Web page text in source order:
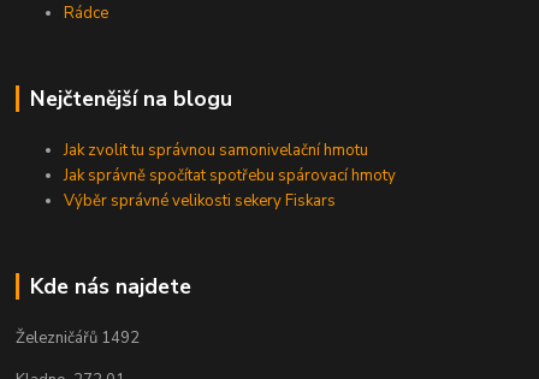
Rádce
Nejčtenější na blogu
Jak zvolit tu správnou samonivelační hmotu
Jak správně spočítat spotřebu spárovací hmoty
Výběr správné velikosti sekery Fiskars
Kde nás najdete
Železničářů 1492